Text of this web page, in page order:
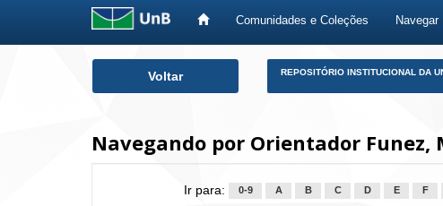
Comunidades e Coleções Navegar
Voltar REPOSITÓRIO INSTITUCIONAL DA
Navegando por Orientador Funez,
Ir para: 0-9 A B C D E F